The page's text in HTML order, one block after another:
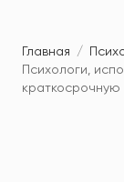
Главная /
Психологи,